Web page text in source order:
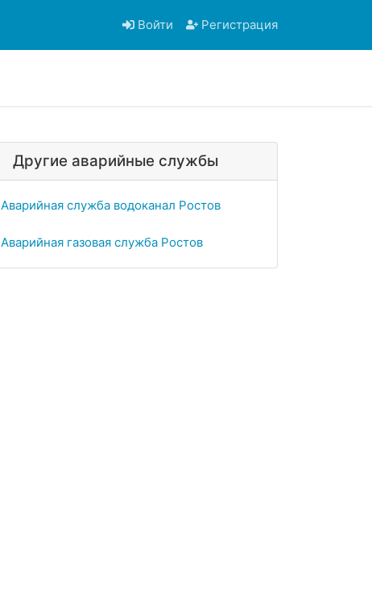
Войти Регистрация
Другие аварийные службы
Аварийная служба водоканал Ростов
Аварийная газовая служба Ростов